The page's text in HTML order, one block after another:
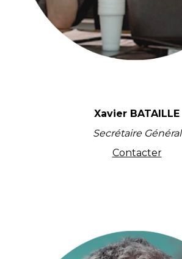
Xavier BATAILLE
Secrétaire Général
Contacter